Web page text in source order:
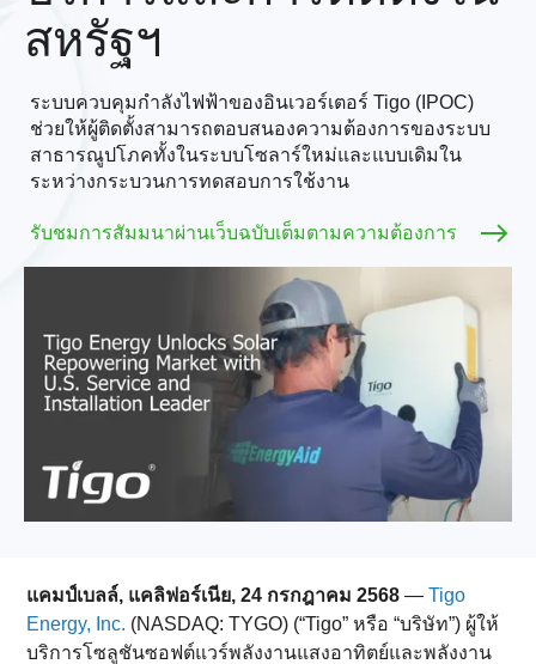
สหรัฐฯ
ระบบควบคุมกำลังไฟฟ้าของอินเวอร์เตอร์ Tigo (IPOC)
ช่วยให้ผู้ติดตั้งสามารถตอบสนองความต้องการของระบบ
สาธารณูปโภคทั้งในระบบโซลาร์ใหม่และแบบเดิมใน
ระหว่างกระบวนการทดสอบการใช้งาน
รับชมการสัมมนาผ่านเว็บฉบับเต็มตามความต้องการ
แคมป์เบลล์, แคลิฟอร์เนีย, 24 กรกฎาคม 2568 —Tigo
Energy, Inc. (NASDAQ: TYGO) (“Tigo” หรือ “บริษัท”) ผู้ให้
บริการโซลูชันซอฟต์แวร์พลังงานแสงอาทิตย์และพลังงาน